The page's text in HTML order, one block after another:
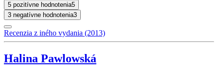
5 pozitívne hodnotenia5
3 negatívne hodnotenia3
Recenzia z iného vydania (2013)
Halina Pawlowská